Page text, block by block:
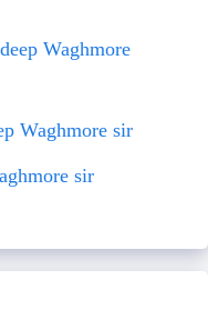
Waghmore
Waghmore sir
sir